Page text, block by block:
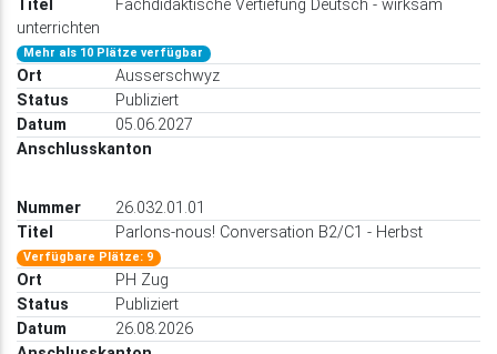
Fachdidaktische Vertiefung Deutsch - wirksam
unterrichten
Mehr als 10 Plätze verfügbar
Ausserschwyz
Publiziert
05.06.2027
26.032.01.01
Parlons-nous! Conversation B2/C1 - Herbst
Verfügbare Plätze: 9
PH Zug
Publiziert
26.08.2026